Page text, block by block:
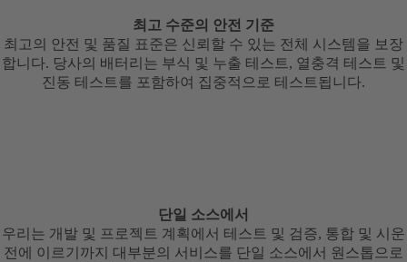
최고 수준의 안전 기준
최고의 안전 및 품질 표준은 신뢰할 수 있는 전체 시스템을 보장
합니다. 당사의 배터리는 부식 및 누출 테스트, 열충격 테스트 및
진동 테스트를 포함하여 집중적으로 테스트됩니다.
단일 소스에서
우리는 개발 및 프로젝트 계획에서 테스트 및 검증, 통합 및 시운
전에 이르기까지 대부분의 서비스를 단일 소스에서 원스톱으로